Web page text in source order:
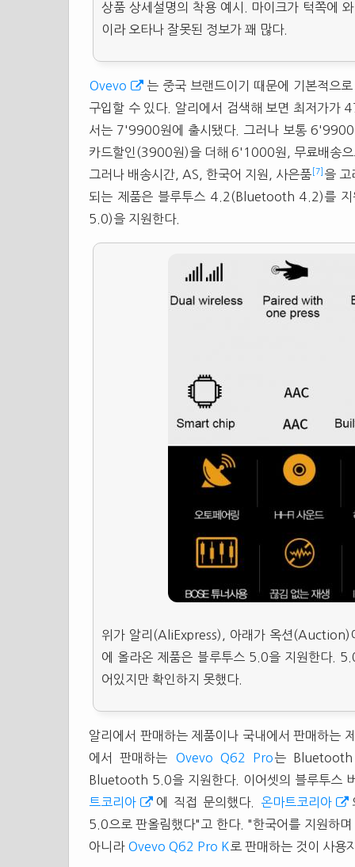
상품 상세설명의 착용 예시. 마이크가 턱쪽에
이라 오타나 잘못된 정보가 꽤 많다.
Ovevo
는 중국 브랜드이기 때문에 기본적으
구입할 수 있다. 알리에서 검색해 보면 최저가가
서는 7'9900원에 출시됐다. 그러나 보통
카드할인(3900원)을 더해 6'1000원, 무료배송
그러나 배송시간, AS, 한국어 지원, 사은품 [7] 을 고
되는 제품은 블루투스 4.2(Bluetooth 4.2)를
5.0)을 지원한다.
위가 알리(AliExpress), 아래가 옥션(Auction)
에 올라온 제품은 블루투스 5.0을 지원한다.
어있지만 확인하지 못했다.
알리에서 판매하는 제품이나 국내에서 판매하는
에서 판매하는 Ovevo Q62 Pro는 Bluetooth
Bluetooth 5.0을 지원한다. 이어셋의 블루투스
트코리아
에 직접 문의했다. 온마트코리아
5.0으로 판올림했다"고 한다. "한국어를 지원하
아니라 Ovevo Q62 Pro K로 판매하는 것이 사용